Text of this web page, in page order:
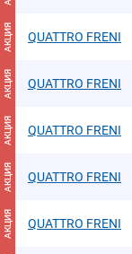
АКЦИЯ QUATTRO FRENI
АКЦИЯ QUATTRO FRENI
АКЦИЯ QUATTRO FRENI
АКЦИЯ QUATTRO FRENI
АКЦИЯ QUATTRO FRENI